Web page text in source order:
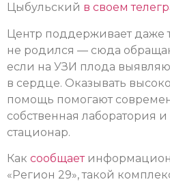
Цыбульский в своем
Центр поддерживает даже
не родился — сюда
если на УЗИ плода
в сердце. Оказывать
помощь помогают
собственная лаборатория
стационар.
Как сообщает
«Регион 29», такой